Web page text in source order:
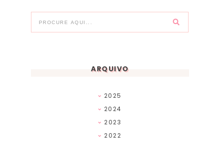
ARQUIVO
2025
2024
2023
2022